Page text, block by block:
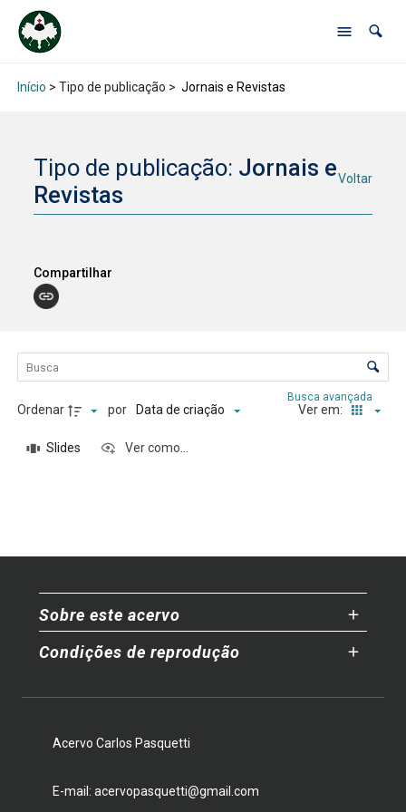
Início > Tipo de publicação > Jornais e Revistas
Tipo de publicação: Jornais e
Revistas
Voltar
Compartilhar
Lista de itens
Controle de ordenação e visualização
Busca avançada
Ordenar por Data de criação Ver em:
Slides Ver como...
Sobre este acervo
Condições de reprodução
Acervo Carlos Pasquetti
E-mail: acervopasquetti@gmail.com